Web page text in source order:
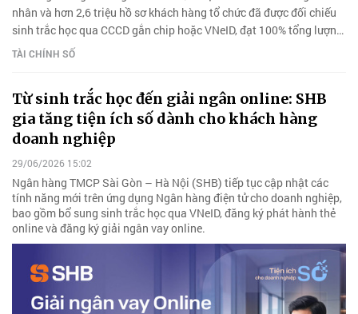
nhân và hơn 2,6 triệu hồ sơ khách hàng tổ chức đã được đối chiếu
sinh trắc học qua CCCD gắn chip hoặc VNeID, đạt 100% tổng lượng
tài khoản phát sinh giao dịch trên kênh số.
TÀI CHÍNH SỐ
Từ sinh trắc học đến giải ngân online: SHB
gia tăng tiện ích số dành cho khách hàng
doanh nghiệp
29/06/2026 15:02
Ngân hàng TMCP Sài Gòn – Hà Nội (SHB) tiếp tục cập nhật các
tính năng mới trên ứng dụng Ngân hàng điện tử cho doanh nghiệp,
bao gồm bổ sung sinh trắc học qua VNeID, đăng ký phát hành thẻ
online và đăng ký giải ngân vay online.